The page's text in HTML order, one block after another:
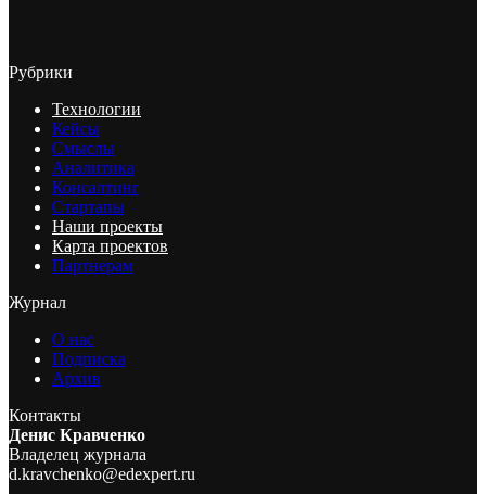
Рубрики
Технологии
Кейсы
Смыслы
Аналитика
Консалтинг
Стартапы
Наши проекты
Карта проектов
Партнерам
Журнал
О нас
Подписка
Архив
Контакты
Денис Кравченко
Владелец журнала
d.kravchenko@edexpert.ru